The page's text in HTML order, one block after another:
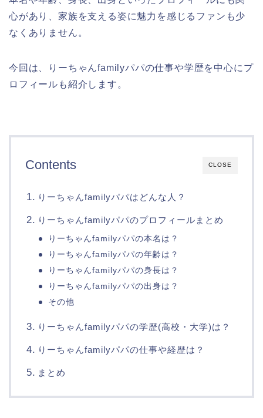
心があり、家族を支える姿に魅力を感じるファンも少
なくありません。
今回は、りーちゃんfamilyパパの仕事や学歴を中心にプ
ロフィールも紹介します。
CLOSE
Contents
りーちゃんfamilyパパはどんな人？
りーちゃんfamilyパパのプロフィールまとめ
りーちゃんfamilyパパの本名は？
りーちゃんfamilyパパの年齢は？
りーちゃんfamilyパパの身長は？
りーちゃんfamilyパパの出身は？
その他
りーちゃんfamilyパパの学歴(高校・大学)は？
りーちゃんfamilyパパの仕事や経歴は？
まとめ